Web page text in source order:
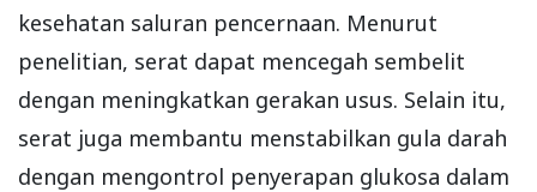
kesehatan saluran pencernaan. Menurut
penelitian, serat dapat mencegah sembelit
dengan meningkatkan gerakan usus. Selain itu,
serat juga membantu menstabilkan gula darah
dengan mengontrol penyerapan glukosa dalam